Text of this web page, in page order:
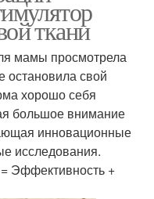
ткани
мамы просмотрела
остановила свой
хорошо себя
большое внимание
инновационные
исследования.
Эффективность +